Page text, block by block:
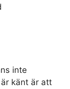
inte
känt är att